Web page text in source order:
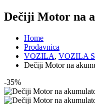
Dečiji Motor na
Home
Prodavnica
VOZILA, VOZILA
Dečiji Motor na
-35%